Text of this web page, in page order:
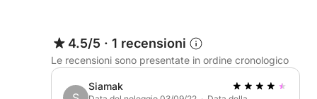
4.5/5 · 1 recensioni
Le recensioni sono presentate in ordine cronologico
Siamak